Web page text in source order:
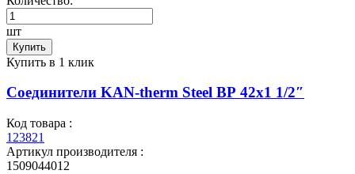
шт
Купить
Купить в 1 клик
Соединители KAN-therm Steel ВР 42x1 1/2″
Код товара :
123821
Артикул производителя :
1509044012